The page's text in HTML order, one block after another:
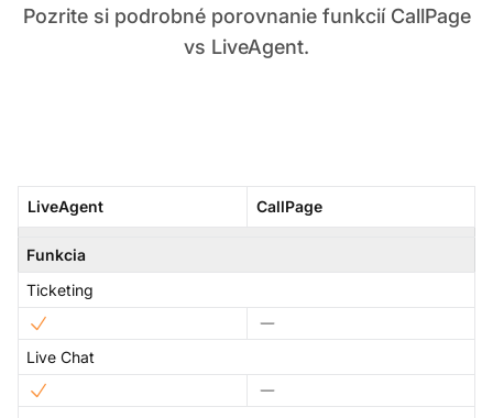
Pozrite si podrobné porovnanie funkcií CallPage
vs LiveAgent.
LiveAgent CallPage
Funkcia
Ticketing
Live Chat